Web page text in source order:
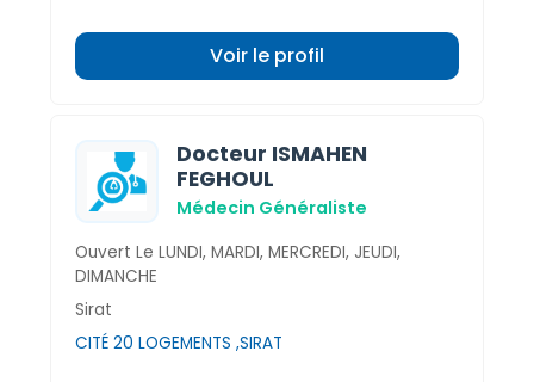
Voir le profil
Docteur ISMAHEN
FEGHOUL
Médecin Généraliste
Ouvert Le LUNDI, MARDI, MERCREDI, JEUDI,
DIMANCHE
Sirat
CITÉ 20 LOGEMENTS ,SIRAT